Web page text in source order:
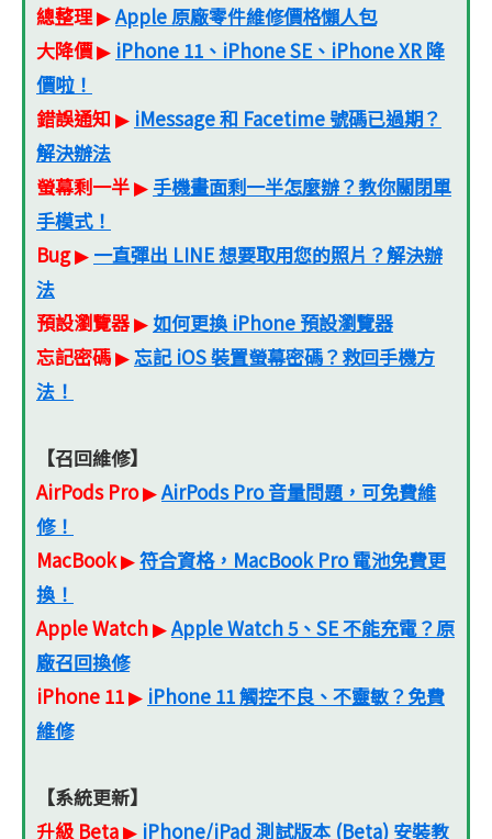
總整理▶Apple 原廠零件維修價格懶人包
大降價▶ iPhone 11、iPhone SE、iPhone XR 降
價啦！
錯誤通知 ▶ iMessage 和 Facetime 號碼已過期？
解決辦法
螢幕剩一半▶ 手機畫面剩一半怎麼辦？教你關閉單
手模式！
Bug▶ 一直彈出 LINE 想要取用您的照片？解決辦
法
預設瀏覽器▶ 如何更換 iPhone 預設瀏覽器
忘記密碼▶忘記 iOS 裝置螢幕密碼？救回手機方
法！
【召回維修】
AirPods Pro▶AirPods Pro 音量問題，可免費維
修！
MacBook▶符合資格，MacBook Pro 電池免費更
換！
Apple Watch▶Apple Watch 5、SE 不能充電？原
廠召回換修
iPhone 11▶ iPhone 11 觸控不良、不靈敏？免費
維修
【系統更新】
升級 Beta▶ iPhone/iPad 測試版本 (Beta) 安裝教